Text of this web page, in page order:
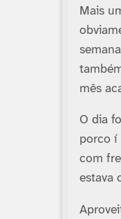
Mais
mês
O dia
porco í
com
estava